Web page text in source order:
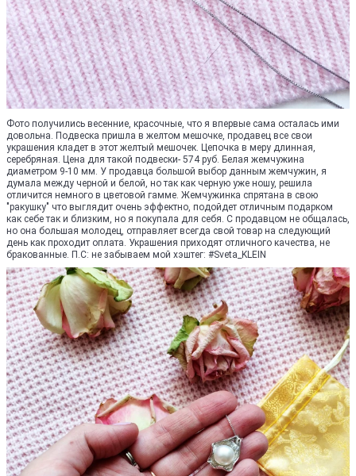
Фото получились весенние, красочные, что я впервые сама осталась ими
довольна. Подвеска пришла в желтом мешочке, продавец все свои
украшения кладет в этот желтый мешочек. Цепочка в меру длинная,
серебряная. Цена для такой подвески- 574 руб. Белая жемчужина
диаметром 9-10 мм. У продавца большой выбор данным жемчужин, я
думала между черной и белой, но так как черную уже ношу, решила
отличится немного в цветовой гамме. Жемчужинка спрятана в свою
"ракушку" что выглядит очень эффектно, подойдет отличным подарком
как себе так и близким, но я покупала для себя. С продавцом не общалась,
но она большая молодец, отправляет всегда свой товар на следующий
день как проходит оплата. Украшения приходят отличного качества, не
бракованные. П.С: не забываем мой хэштег: #Sveta_KLEIN